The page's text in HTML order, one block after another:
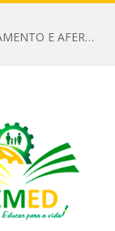
EDITAL Nº 001/2025 – SEMED (CREDENCIAMENTO E AFERIÇÃO DE CRITÉRIOS TÉCNICOS DE MÉRITO E DESEMPENHO PARA PROVIMENTO DO CARGO OU FUNÇÃO DE GESTOR ESCOLAR DAS UNIDADES DE ENSINO DA REDE MUNICIPAL DE SENADOR JO)